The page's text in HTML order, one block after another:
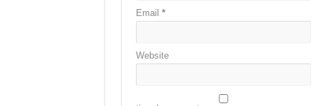
Email *
Website